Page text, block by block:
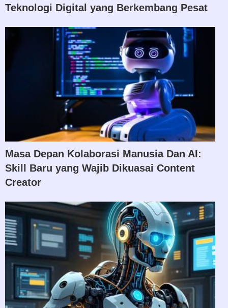
Teknologi Digital yang Berkembang Pesat
Masa Depan Kolaborasi Manusia Dan AI:
Skill Baru yang Wajib Dikuasai Content
Creator